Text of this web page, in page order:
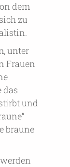
dem
zu
unter
Frauen
das
und
braune